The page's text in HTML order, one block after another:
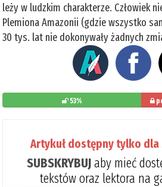
leży w ludzkim charakterze. Człowiek
Plemiona Amazonii (gdzie wszystko
30 tys. lat nie dokonywały żadnych
53%
Artykuł dostępny tylko
SUBSKRYBUJaby mieć
tekstów oraz lektora na